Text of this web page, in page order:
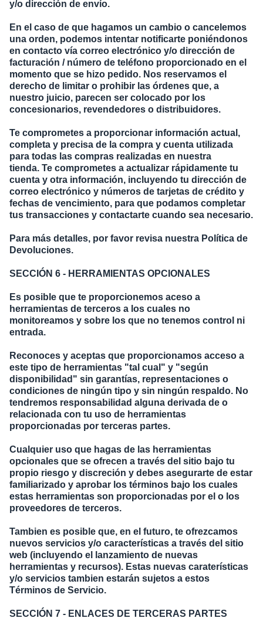
y/o dirección de envío.
En el caso de que hagamos un cambio o cancelemos
una orden, podemos intentar notificarte poniéndonos
en contacto vía correo electrónico y/o dirección de
facturación / número de teléfono proporcionado en el
momento que se hizo pedido. Nos reservamos el
derecho de limitar o prohibir las órdenes que, a
nuestro juicio, parecen ser colocado por los
concesionarios, revendedores o distribuidores.
Te comprometes a proporcionar información actual,
completa y precisa de la compra y cuenta utilizada
para todas las compras realizadas en nuestra
tienda. Te comprometes a actualizar rápidamente tu
cuenta y otra información, incluyendo tu dirección de
correo electrónico y números de tarjetas de crédito y
fechas de vencimiento, para que podamos completar
tus transacciones y contactarte cuando sea necesario.
Para más detalles, por favor revisa nuestra Política de
Devoluciones.
SECCIÓN 6 - HERRAMIENTAS OPCIONALES
Es posible que te proporcionemos aceso a
herramientas de terceros a los cuales no
monitoreamos y sobre los que no tenemos control ni
entrada.
Reconoces y aceptas que proporcionamos acceso a
este tipo de herramientas "tal cual" y "según
disponibilidad" sin garantías, representaciones o
condiciones de ningún tipo y sin ningún respaldo. No
tendremos responsabilidad alguna derivada de o
relacionada con tu uso de herramientas
proporcionadas por terceras partes.
Cualquier uso que hagas de las herramientas
opcionales que se ofrecen a través del sitio bajo tu
propio riesgo y discreción y debes asegurarte de estar
familiarizado y aprobar los términos bajo los cuales
estas herramientas son proporcionadas por el o los
proveedores de terceros.
Tambien es posible que, en el futuro, te ofrezcamos
nuevos servicios y/o características a través del sitio
web (incluyendo el lanzamiento de nuevas
herramientas y recursos). Estas nuevas caraterísticas
y/o servicios tambien estarán sujetos a estos
Términos de Servicio.
SECCIÓN 7 - ENLACES DE TERCERAS PARTES